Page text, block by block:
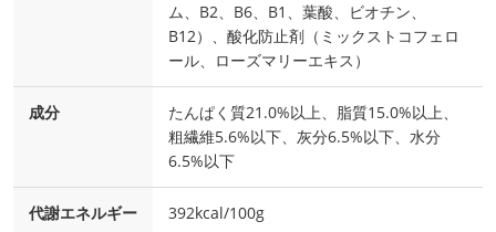
ム、B2、B6、B1、葉酸、ビオチン、
B12）、酸化防止剤（ミックストコフェロ
ール、ローズマリーエキス）
成分
たんぱく質21.0%以上、脂質15.0%以上、
粗繊維5.6%以下、灰分6.5%以下、水分
6.5%以下
代謝エネルギー 392kcal/100g